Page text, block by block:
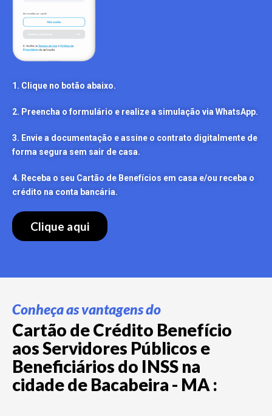
1. Clique no botão abaixo.
2. Preencha o formulário e realize a simulação via WhatsApp.
3. Envie a documentação e assine o contrato digitalmente de
forma segura sem sair de casa.
4. Receba o seu Cartão de Benefícios em casa e/ou receba o
crédito na conta bancária.
Clique aqui
Conheça as vantagens do
Cartão de Crédito Benefício
aos Servidores Públicos e
Beneficiários do INSS na
cidade de Bacabeira - MA :